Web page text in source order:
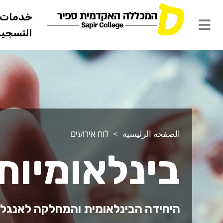
خدمات
الصفحة الرئيسية לוח אירועים
היחידה הבינלאומית והמחלקה